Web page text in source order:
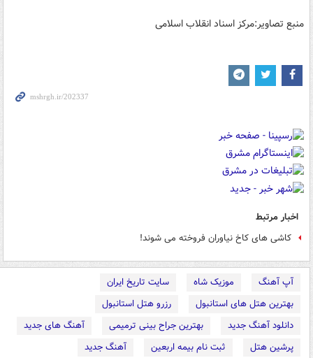
منبع تصاویر:مرکز اسناد انقلاب اسلامی
اخبار مرتبط
کاشی های کاخ نیاوران فروخته می شوند!
آپ آهنگ موزیک شاه
سایت تاریخ ایران
بهترین هتل های استانبول
رزرو هتل استانبول
دانلود آهنگ جدید
بهترین جراح بینی ترمیمی
آهنگ های جدید
پرشین هتل
ثبت نام بیمه اربعین
آهنگ جدید